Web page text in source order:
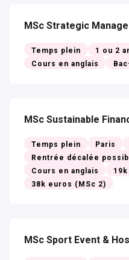
MSc Strategic
Temps plein 1 ou 2
Cours en anglais
MSc Sustainable
Temps plein Paris
Rentrée décalée
Cours en anglais
38k euros (MSc 2)
MSc Sport Event &